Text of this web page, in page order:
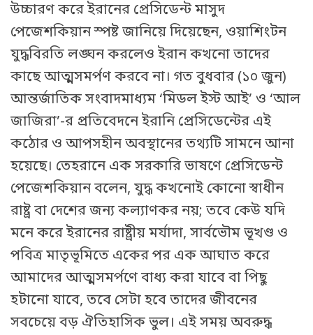
উচ্চারণ করে ইরানের প্রেসিডেন্ট মাসুদ
পেজেশকিয়ান স্পষ্ট জানিয়ে দিয়েছেন, ওয়াশিংটন
যুদ্ধবিরতি লঙ্ঘন করলেও ইরান কখনো তাদের
কাছে আত্মসমর্পণ করবে না। গত বুধবার (১০ জুন)
আন্তর্জাতিক সংবাদমাধ্যম ‘মিডল ইস্ট আই’ ও ‘আল
জাজিরা’-র প্রতিবেদনে ইরানি প্রেসিডেন্টের এই
কঠোর ও আপসহীন অবস্থানের তথ্যটি সামনে আনা
হয়েছে। তেহরানে এক সরকারি ভাষণে প্রেসিডেন্ট
পেজেশকিয়ান বলেন, যুদ্ধ কখনোই কোনো স্বাধীন
রাষ্ট্র বা দেশের জন্য কল্যাণকর নয়; তবে কেউ যদি
মনে করে ইরানের রাষ্ট্রীয় মর্যাদা, সার্বভৌম ভূখণ্ড ও
পবিত্র মাতৃভূমিতে একের পর এক আঘাত করে
আমাদের আত্মসমর্পণে বাধ্য করা যাবে বা পিছু
হটানো যাবে, তবে সেটা হবে তাদের জীবনের
সবচেয়ে বড় ঐতিহাসিক ভুল। এই সময় অবরুদ্ধ